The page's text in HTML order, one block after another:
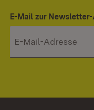
E-Mail zur